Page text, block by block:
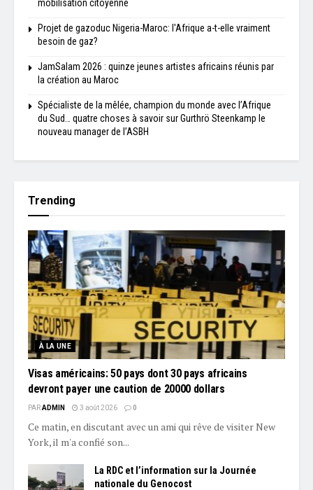
mobilisation citoyenne
Projet de gazoduc Nigeria-Maroc: l'Afrique a-t-elle vraiment
besoin de gaz?
JamSalam 2026 : quinze jeunes artistes africains réunis par
la création au Maroc
Spécialiste de la mêlée, champion du monde avec l’Afrique
du Sud… quatre choses à savoir sur Gurthrö Steenkamp le
nouveau manager de l’ASBH
Trending
À LA UNE
Visas américains: 50 pays dont 30 pays africains
devront payer une caution de 20000 dollars
PARADMIN 3 août 2026 0
Ce matin, en discutant avec un ami qui rêve de visiter New
York, il m'a confié son...
La RDC et l’information sur la Journée
nationale du Genocost